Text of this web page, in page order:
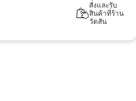
สั่งและรับ
สินค้าที่ร้าน
วัตสัน